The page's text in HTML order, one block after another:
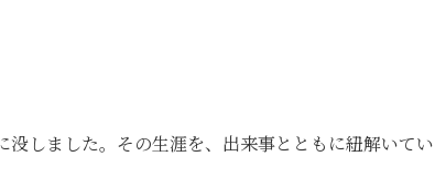
しました。その生涯を、出来事とともに紐解いてい